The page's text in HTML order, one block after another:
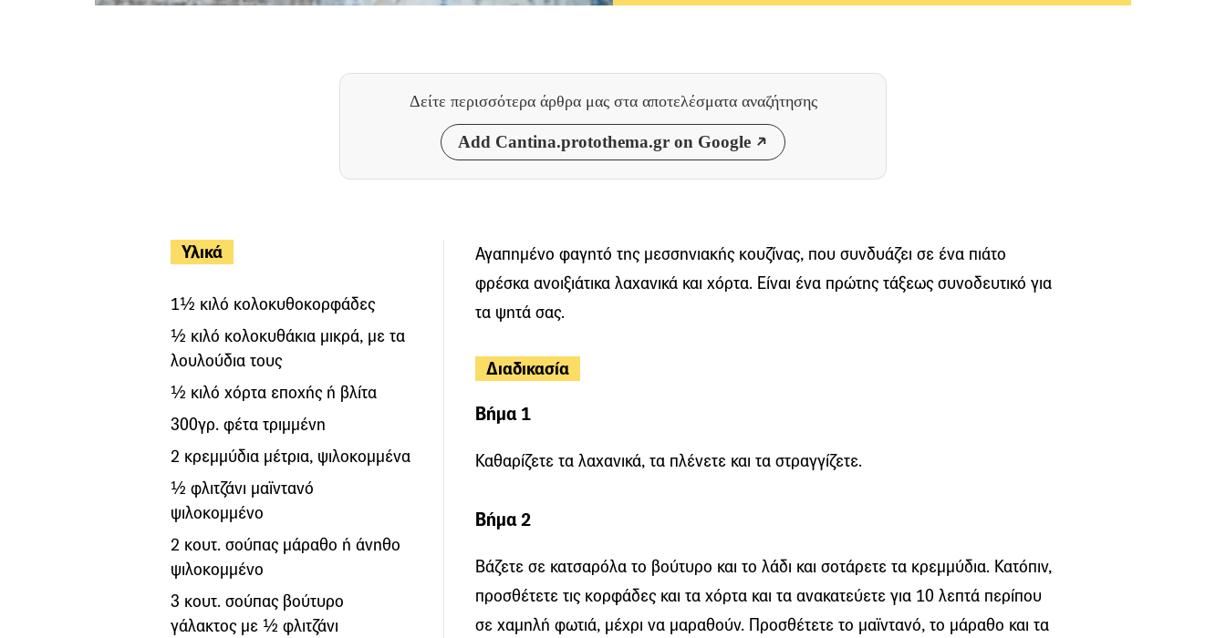
Δείτε περισσότερα άρθρα μας στα αποτελέσματα αναζήτησης
Add Cantina.protothema.gr on Google
Υλικά
1½ κιλό κολοκυθοκορφάδες
½ κιλό κολοκυθάκια μικρά, με τα
λουλούδια τους
½ κιλό χόρτα εποχής ή βλίτα
300γρ. φέτα τριμμένη
2 κρεμμύδια μέτρια, ψιλοκομμένα
½ φλιτζάνι μαϊντανό
ψιλοκομμένο
2 κουτ. σούπας μάραθο ή άνηθο
ψιλοκομμένο
3 κουτ. σούπας βούτυρο
γάλακτος με ½ φλιτζάνι
Αγαπημένο φαγητό της μεσσηνιακής κουζίνας, που συνδυάζει σε ένα πιάτο
φρέσκα ανοιξιάτικα λαχανικά και χόρτα. Είναι ένα πρώτης τάξεως συνοδευτικό για
τα ψητά σας.
Διαδικασία
Βήμα 1
Καθαρίζετε τα λαχανικά, τα πλένετε και τα στραγγίζετε.
Βήμα 2
Βάζετε σε κατσαρόλα το βούτυρο και το λάδι και σοτάρετε τα κρεμμύδια. Κατόπιν,
προσθέτετε τις κορφάδες και τα χόρτα και τα ανακατεύετε για 10 λεπτά περίπου
σε χαμηλή φωτιά, μέχρι να μαραθούν. Προσθέτετε το μαϊντανό, το μάραθο και τα